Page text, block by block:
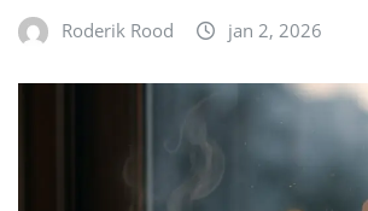
Roderik Rood jan 2, 2026